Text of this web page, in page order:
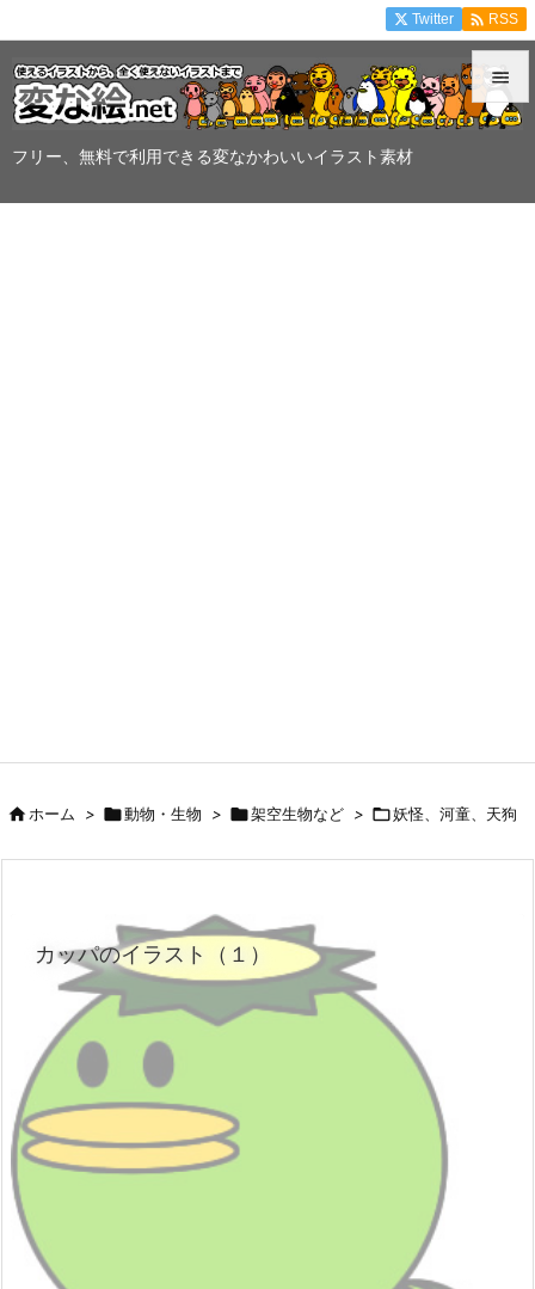
フリー、無料で利用できる変なかわいいイラスト素材


Twitter  RSS
ホーム > 動物・生物 > 架空生物など > 妖怪、河童、天狗
カッパのイラスト（１）